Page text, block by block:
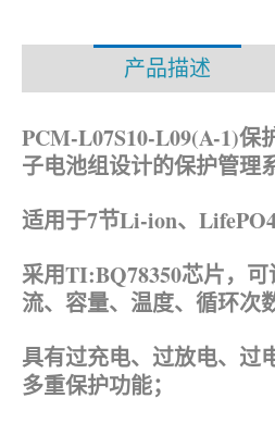
产品描述
PCM-L07S10-L09(A-1)保
子电池组设计的保护管理
适用于7节Li-ion、
采用TI:BQ78350芯片，
流、容量、温度、循环次
具有过充电、过放电、过
多重保护功能；